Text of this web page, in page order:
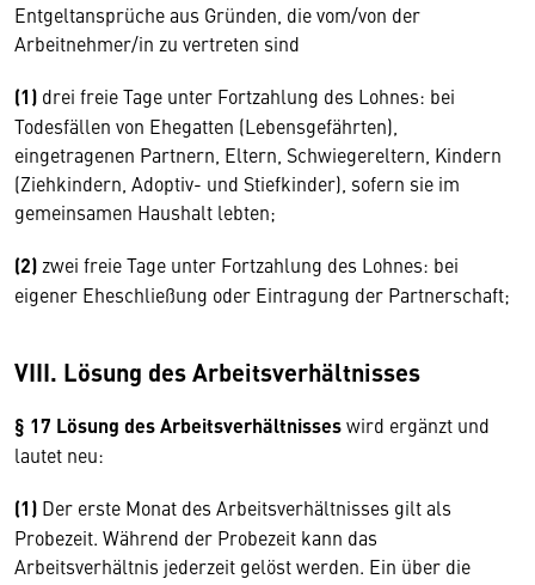
Entgeltansprüche aus Gründen, die vom/von der
Arbeitnehmer/in zu vertreten sind
(1) drei freie Tage unter Fortzahlung des Lohnes: bei
Todesfällen von Ehegatten (Lebensgefährten),
eingetragenen Partnern, Eltern, Schwiegereltern, Kindern
(Ziehkindern, Adoptiv- und Stiefkinder), sofern sie im
gemeinsamen Haushalt lebten;
(2) zwei freie Tage unter Fortzahlung des Lohnes: bei
eigener Eheschließung oder Eintragung der Partnerschaft;
VIII. Lösung des Arbeitsverhältnisses
§ 17 Lösung des Arbeitsverhältnisseswird ergänzt und
lautet neu:
(1) Der erste Monat des Arbeitsverhältnisses gilt als
Probezeit. Während der Probezeit kann das
Arbeitsverhältnis jederzeit gelöst werden. Ein über die